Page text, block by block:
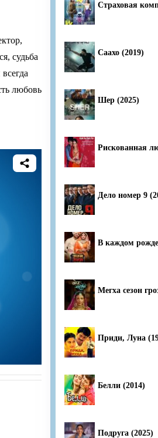
судьба
любовь
Страховая
Саахо (2019)
Шер (2025)
Рискованная
Дело номер 9
В каждом
Мегха сезон
Приди, Луна
Белли (2014)
Подруга (2025)